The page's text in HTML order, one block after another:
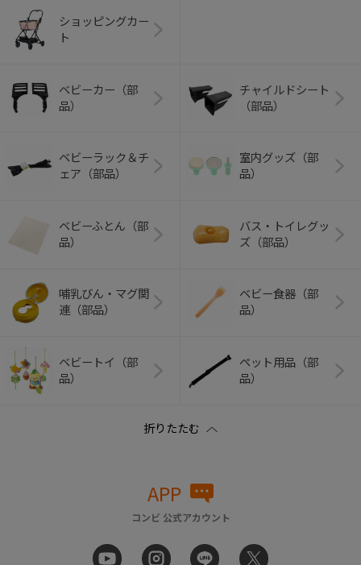
ショッピングカー
ト
ベビーカー（部
品）
チャイルドシート
（部品）
ベビーラック＆チ
ェア（部品）
室内グッズ（部
品）
ベビーふとん（部
品）
バス・トイレグッ
ズ（部品）
哺乳びん・マグ関
連（部品）
ベビー食器（部
品）
ベビートイ（部
品）
ペット用品（部
品）
APP
コンビ 公式アカウント